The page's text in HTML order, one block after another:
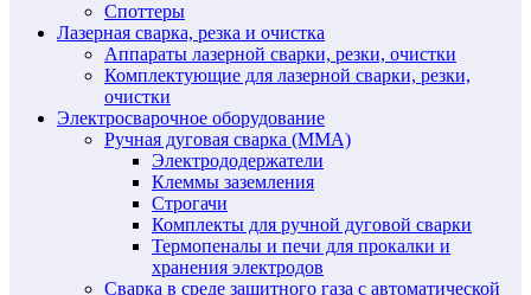
Споттеры
Лазерная сварка, резка и очистка
Аппараты лазерной сварки, резки, очистки
Комплектующие для лазерной сварки, резки,
очистки
Электросварочное оборудование
Ручная дуговая сварка (MMA)
Электрододержатели
Клеммы заземления
Строгачи
Комплекты для ручной дуговой сварки
Термопеналы и печи для прокалки и
хранения электродов
Сварка в среде защитного газа с автоматической